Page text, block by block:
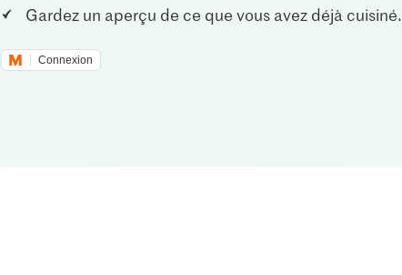
Gardez un aperçu de ce que vous avez déjà cuisiné.
Connexion